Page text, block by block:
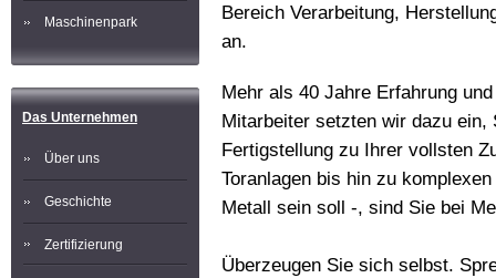
Maschinenpark
Das Unternehmen
Über uns
Geschichte
Zertifizierung
Bereich Verarbeitung,
an.
Mehr als 40 Jahre Erfahrung
Mitarbeiter setzten wir dazu
Fertigstellung zu Ihrer vollsten
Toranlagen bis hin zu
Metall sein soll -, sind Sie bei
Überzeugen Sie sich selbst.